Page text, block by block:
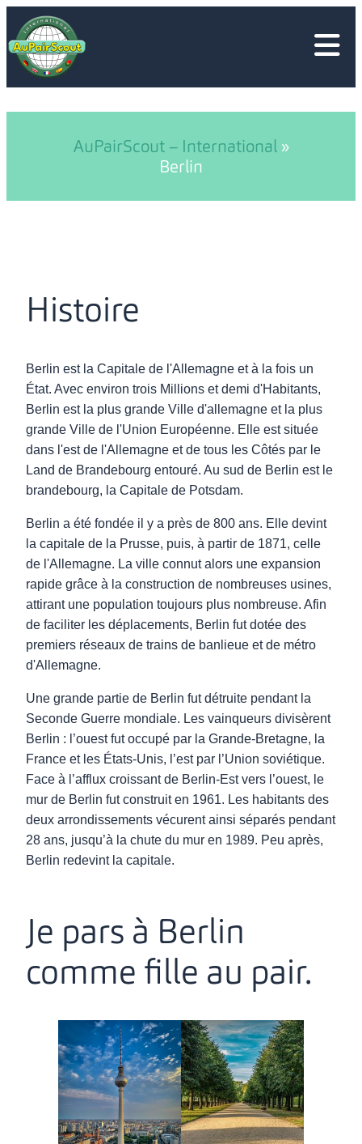
Aller
au
contenu
AuPairScout – International»
Berlin
Histoire
Berlin est la Capitale de l'Allemagne et à la fois un
État. Avec environ trois Millions et demi d'Habitants,
Berlin est la plus grande Ville d'allemagne et la plus
grande Ville de l'Union Européenne. Elle est située
dans l'est de l'Allemagne et de tous les Côtés par le
Land de Brandebourg entouré. Au sud de Berlin est le
brandebourg, la Capitale de Potsdam.
Berlin a été fondée il y a près de 800 ans. Elle devint
la capitale de la Prusse, puis, à partir de 1871, celle
de l'Allemagne. La ville connut alors une expansion
rapide grâce à la construction de nombreuses usines,
attirant une population toujours plus nombreuse. Afin
de faciliter les déplacements, Berlin fut dotée des
premiers réseaux de trains de banlieue et de métro
d'Allemagne.
Une grande partie de Berlin fut détruite pendant la
Seconde Guerre mondiale. Les vainqueurs divisèrent
Berlin : l’ouest fut occupé par la Grande-Bretagne, la
France et les États-Unis, l’est par l’Union soviétique.
Face à l’afflux croissant de Berlin-Est vers l’ouest, le
mur de Berlin fut construit en 1961. Les habitants des
deux arrondissements vécurent ainsi séparés pendant
28 ans, jusqu’à la chute du mur en 1989. Peu après,
Berlin redevint la capitale.
Je pars à Berlin
comme fille au pair.